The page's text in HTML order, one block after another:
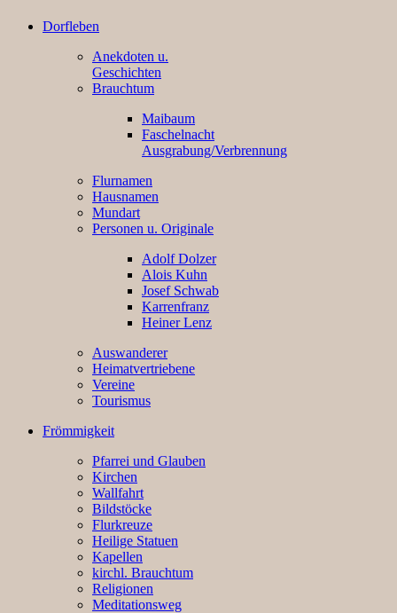
Dorfleben
Anekdoten u.
Geschichten
Brauchtum
Maibaum
Faschelnacht
Ausgrabung/Verbrennung
Flurnamen
Hausnamen
Mundart
Personen u. Originale
Adolf Dolzer
Alois Kuhn
Josef Schwab
Karrenfranz
Heiner Lenz
Auswanderer
Heimatvertriebene
Vereine
Tourismus
Frömmigkeit
Pfarrei und Glauben
Kirchen
Wallfahrt
Bildstöcke
Flurkreuze
Heilige Statuen
Kapellen
kirchl. Brauchtum
Religionen
Meditationsweg